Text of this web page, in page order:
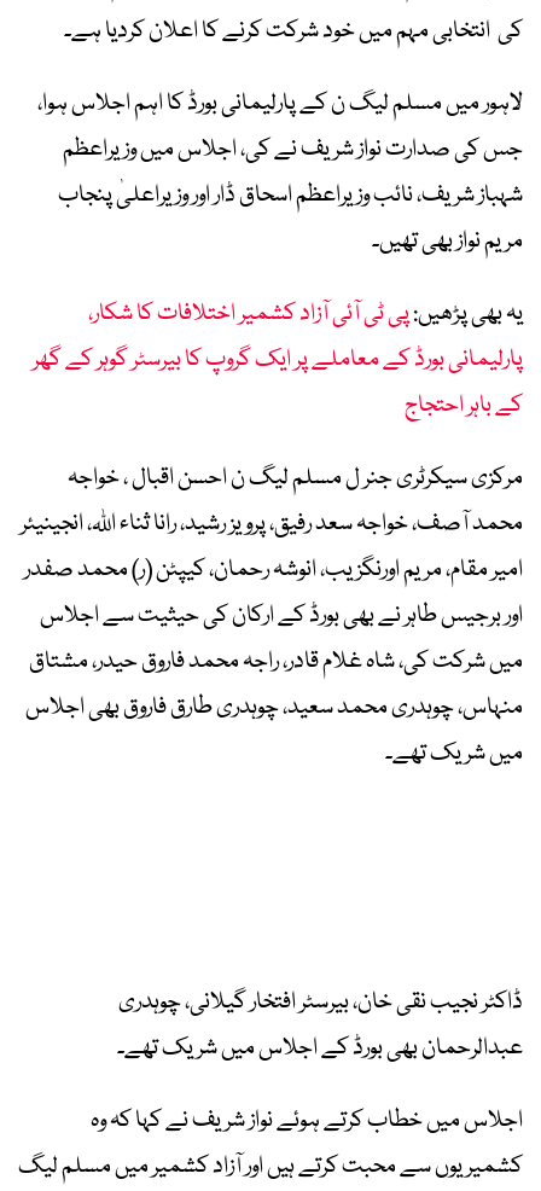
کی انتخابی مہم میں خود شرکت کرنے کا اعلان کردیا ہے۔
لاہور میں مسلم لیگ ن کے پارلیمانی بورڈ کا اہم اجلاس ہوا،
جس کی صدارت نواز شریف نے کی، اجلاس میں وزیراعظم
شہباز شریف، نائب وزیراعظم اسحاق ڈار اور وزیراعلیٰ پنجاب
مریم نواز بھی تھیں۔
یہ بھی پڑھیں:پی ٹی آئی آزاد کشمیر اختلافات کا شکار،
پارلیمانی بورڈ کے معاملے پر ایک گروپ کا بیرسٹر گوہر کے گھر
کے باہر احتجاج
مرکزی سیکرٹری جنر ل مسلم لیگ ن احسن اقبال ، خواجہ
محمد آصف، خواجہ سعد رفیق، پرویز رشید، رانا ثناء اللہ، انجینیئر
امیر مقام، مریم اورنگزیب، انوشہ رحمان، کیپٹن (ر) محمد صفدر
اور برجیس طاہر نے بھی بورڈ کے ارکان کی حیثیت سے اجلاس
میں شرکت کی، شاہ غلام قادر، راجہ محمد فاروق حیدر، مشتاق
منہاس، چوہدری محمد سعید، چوہدری طارق فاروق بھی اجلاس
میں شریک تھے۔
ڈاکٹر نجیب نقی خان، بیرسٹر افتخار گیلانی، چوہدری
عبدالرحمان بھی بورڈ کے اجلاس میں شریک تھے۔
اجلاس میں خطاب کرتے ہوئے نواز شریف نے کہا کہ وہ
کشمیریوں سے محبت کرتے ہیں اور آزاد کشمیر میں مسلم لیگ